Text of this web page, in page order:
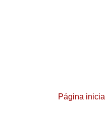
Página inicial